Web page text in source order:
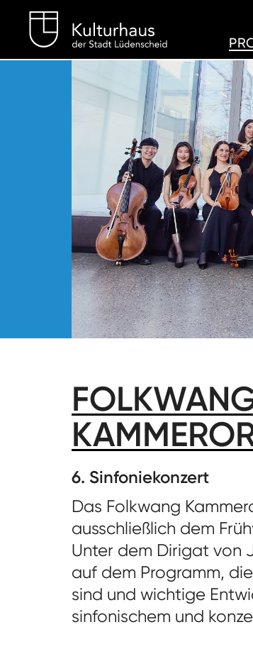
6. Sinfoniekonzert
Das Folkwang
ausschließlich dem
Unter dem Dirigat von
auf dem Programm,
sind und wichtige
sinfonischem und